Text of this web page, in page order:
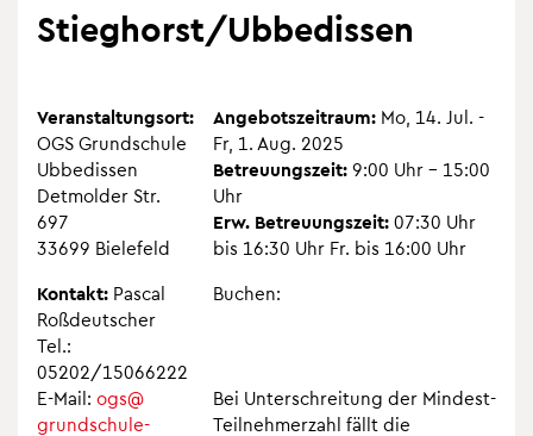
Stieghorst/Ubbe­dis­sen
Ver­an­stal­tungs­ort:
OGS Grund­schule
Ubbe­dis­sen
Det­mol­der Str.
697
33699 Bie­le­feld
Kon­takt: Pas­cal
Roß­deut­scher
Tel.:
05202/15066222
E-Mail: ogs@​
grundschule-​
Ange­bots­zeit­raum: Mo, 14. Jul. -
Fr, 1. Aug. 2025
Betreu­ungs­zeit: 9:00 Uhr – 15:00
Uhr
Erw. Betreu­ungs­zeit: 07:30 Uhr
bis 16:30 Uhr Fr. bis 16:00 Uhr
Buchen:
Bei Unter­schrei­tung der Min­dest-
Teil­neh­mer­zahl fällt die